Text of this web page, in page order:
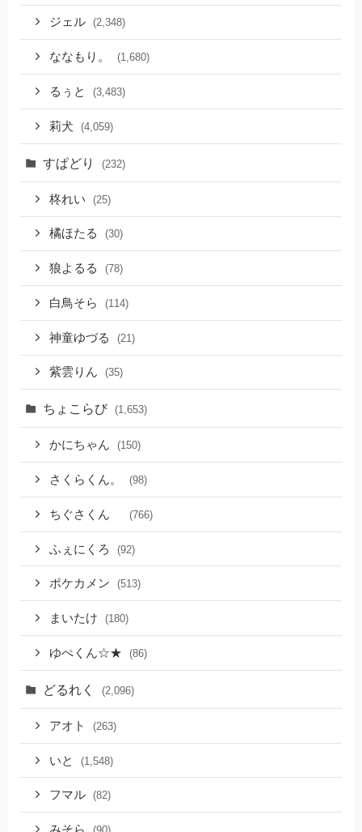
ジェル (2,348)
ななもり。 (1,680)
るぅと (3,483)
莉犬 (4,059)
すぱどり (232)
柊れい (25)
橘ほたる (30)
狼よるる (78)
白鳥そら (114)
神童ゆづる (21)
紫雲りん (35)
ちょこらび (1,653)
かにちゃん (150)
さくらくん。 (98)
ちぐさくん (766)
ふぇにくろ (92)
ポケカメン (513)
まいたけ (180)
ゆぺくん☆★ (86)
どるれく (2,096)
アオト (263)
いと (1,548)
フマル (82)